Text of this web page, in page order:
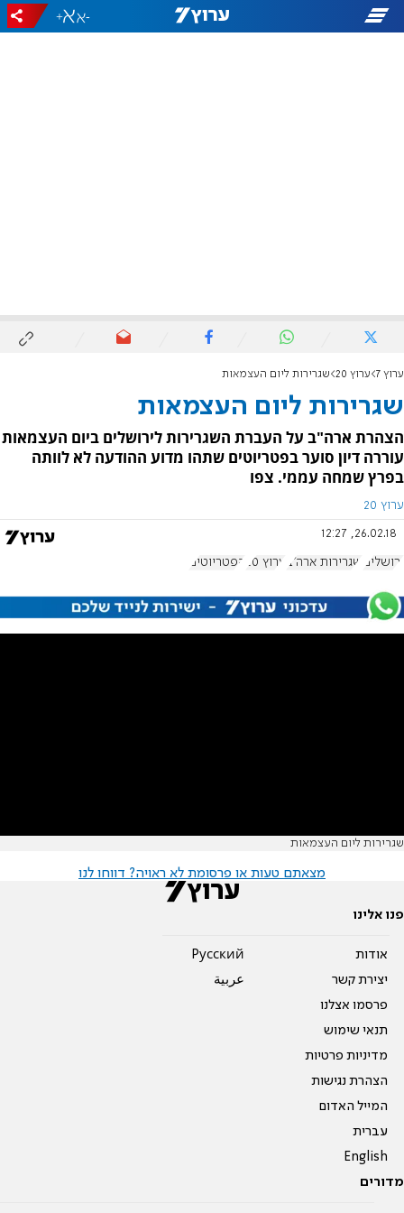
-
+
ערוץ 7 ערוץ 20 שגרירות ליום העצמאות
שגרירות ליום העצמאות
הצהרת ארה"ב על העברת השגרירות לירושלים ביום העצמאות
עוררה דיון סוער בפטריוטים שתהו מדוע ההודעה לא לוותה
בפרץ שמחה עממי. צפו
ערוץ 20
26.02.18, 12:27
ירושלים שגרירות ארה"ב ערוץ 20 הפטריוטים
שגרירות ליום העצמאות
מצאתם טעות או פרסומת לא ראויה? דווחו לנו
פנו אלינו
אודות
יצירת קשר
פרסמו אצלנו
תנאי שימוש
מדיניות פרטיות
הצהרת נגישות
המייל האדום
עברית
English
Pусский
عربية
מדורים